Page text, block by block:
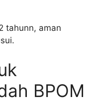
tahunn, aman
BPOM